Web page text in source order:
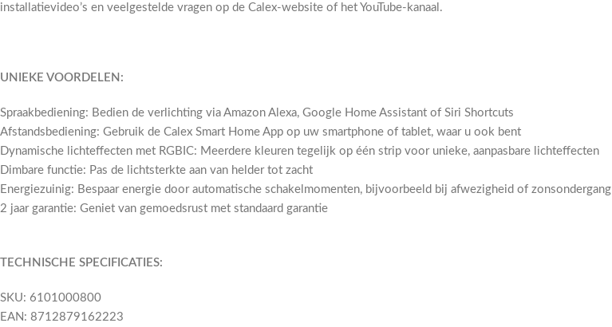
installatievideo’s en veelgestelde vragen op de Calex-website of het YouTube-kanaal.
UNIEKE VOORDELEN:
Spraakbediening: Bedien de verlichting via Amazon Alexa, Google Home Assistant of Siri Shortcuts
Afstandsbediening: Gebruik de Calex Smart Home App op uw smartphone of tablet, waar u ook bent
Dynamische lichteffecten met RGBIC: Meerdere kleuren tegelijk op één strip voor unieke, aanpasbare lichteffecten
Dimbare functie: Pas de lichtsterkte aan van helder tot zacht
Energiezuinig: Bespaar energie door automatische schakelmomenten, bijvoorbeeld bij afwezigheid of zonsondergang
2 jaar garantie: Geniet van gemoedsrust met standaard garantie
TECHNISCHE SPECIFICATIES:
SKU: 6101000800
EAN: 8712879162223